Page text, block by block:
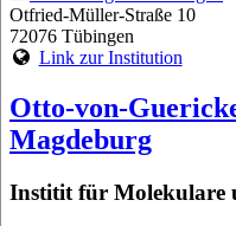
Otfried-Müller-Straße 10
72076 Tübingen
Link zur Institution
Otto-von-
Magdeburg
Institit für Molekulare